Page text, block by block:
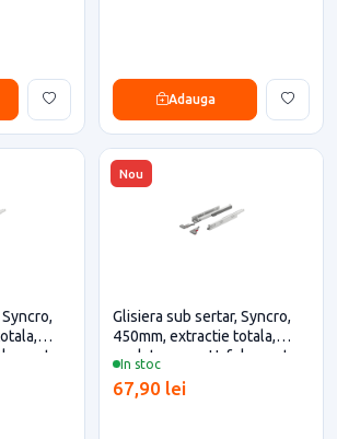
Adauga
pentru
Nou
In stoc
Glisiera sub sertar, Syncro,
450mm, extractie totala,
push to open, Hafele pentru
67,90 lei